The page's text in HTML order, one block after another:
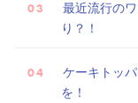
最近流行の
り？！
ケーキトッ
を！